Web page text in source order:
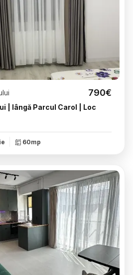
| lângă Parcul Carol | Loc
790€
60mp